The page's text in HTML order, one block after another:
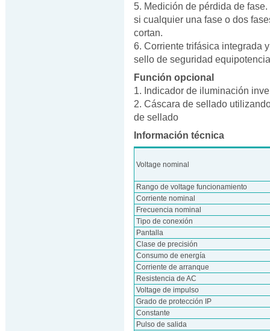
5. Medición de pérdida de
si cualquier una fase o dos
cortan.
6. Corriente trifásica integrada
sello de seguridad
Función opcional
1. Indicador de iluminación
2. Cáscara de sellado
de sellado
Información técnica
Voltage nominal
Rango de voltage funcionamiento
Corriente nominal
Frecuencia nominal
Tipo de conexión
Pantalla
Clase de precisión
Consumo de energía
Corriente de arranque
Resistencia de AC
Voltage de impulso
Grado de protección IP
Constante
Pulso de salida